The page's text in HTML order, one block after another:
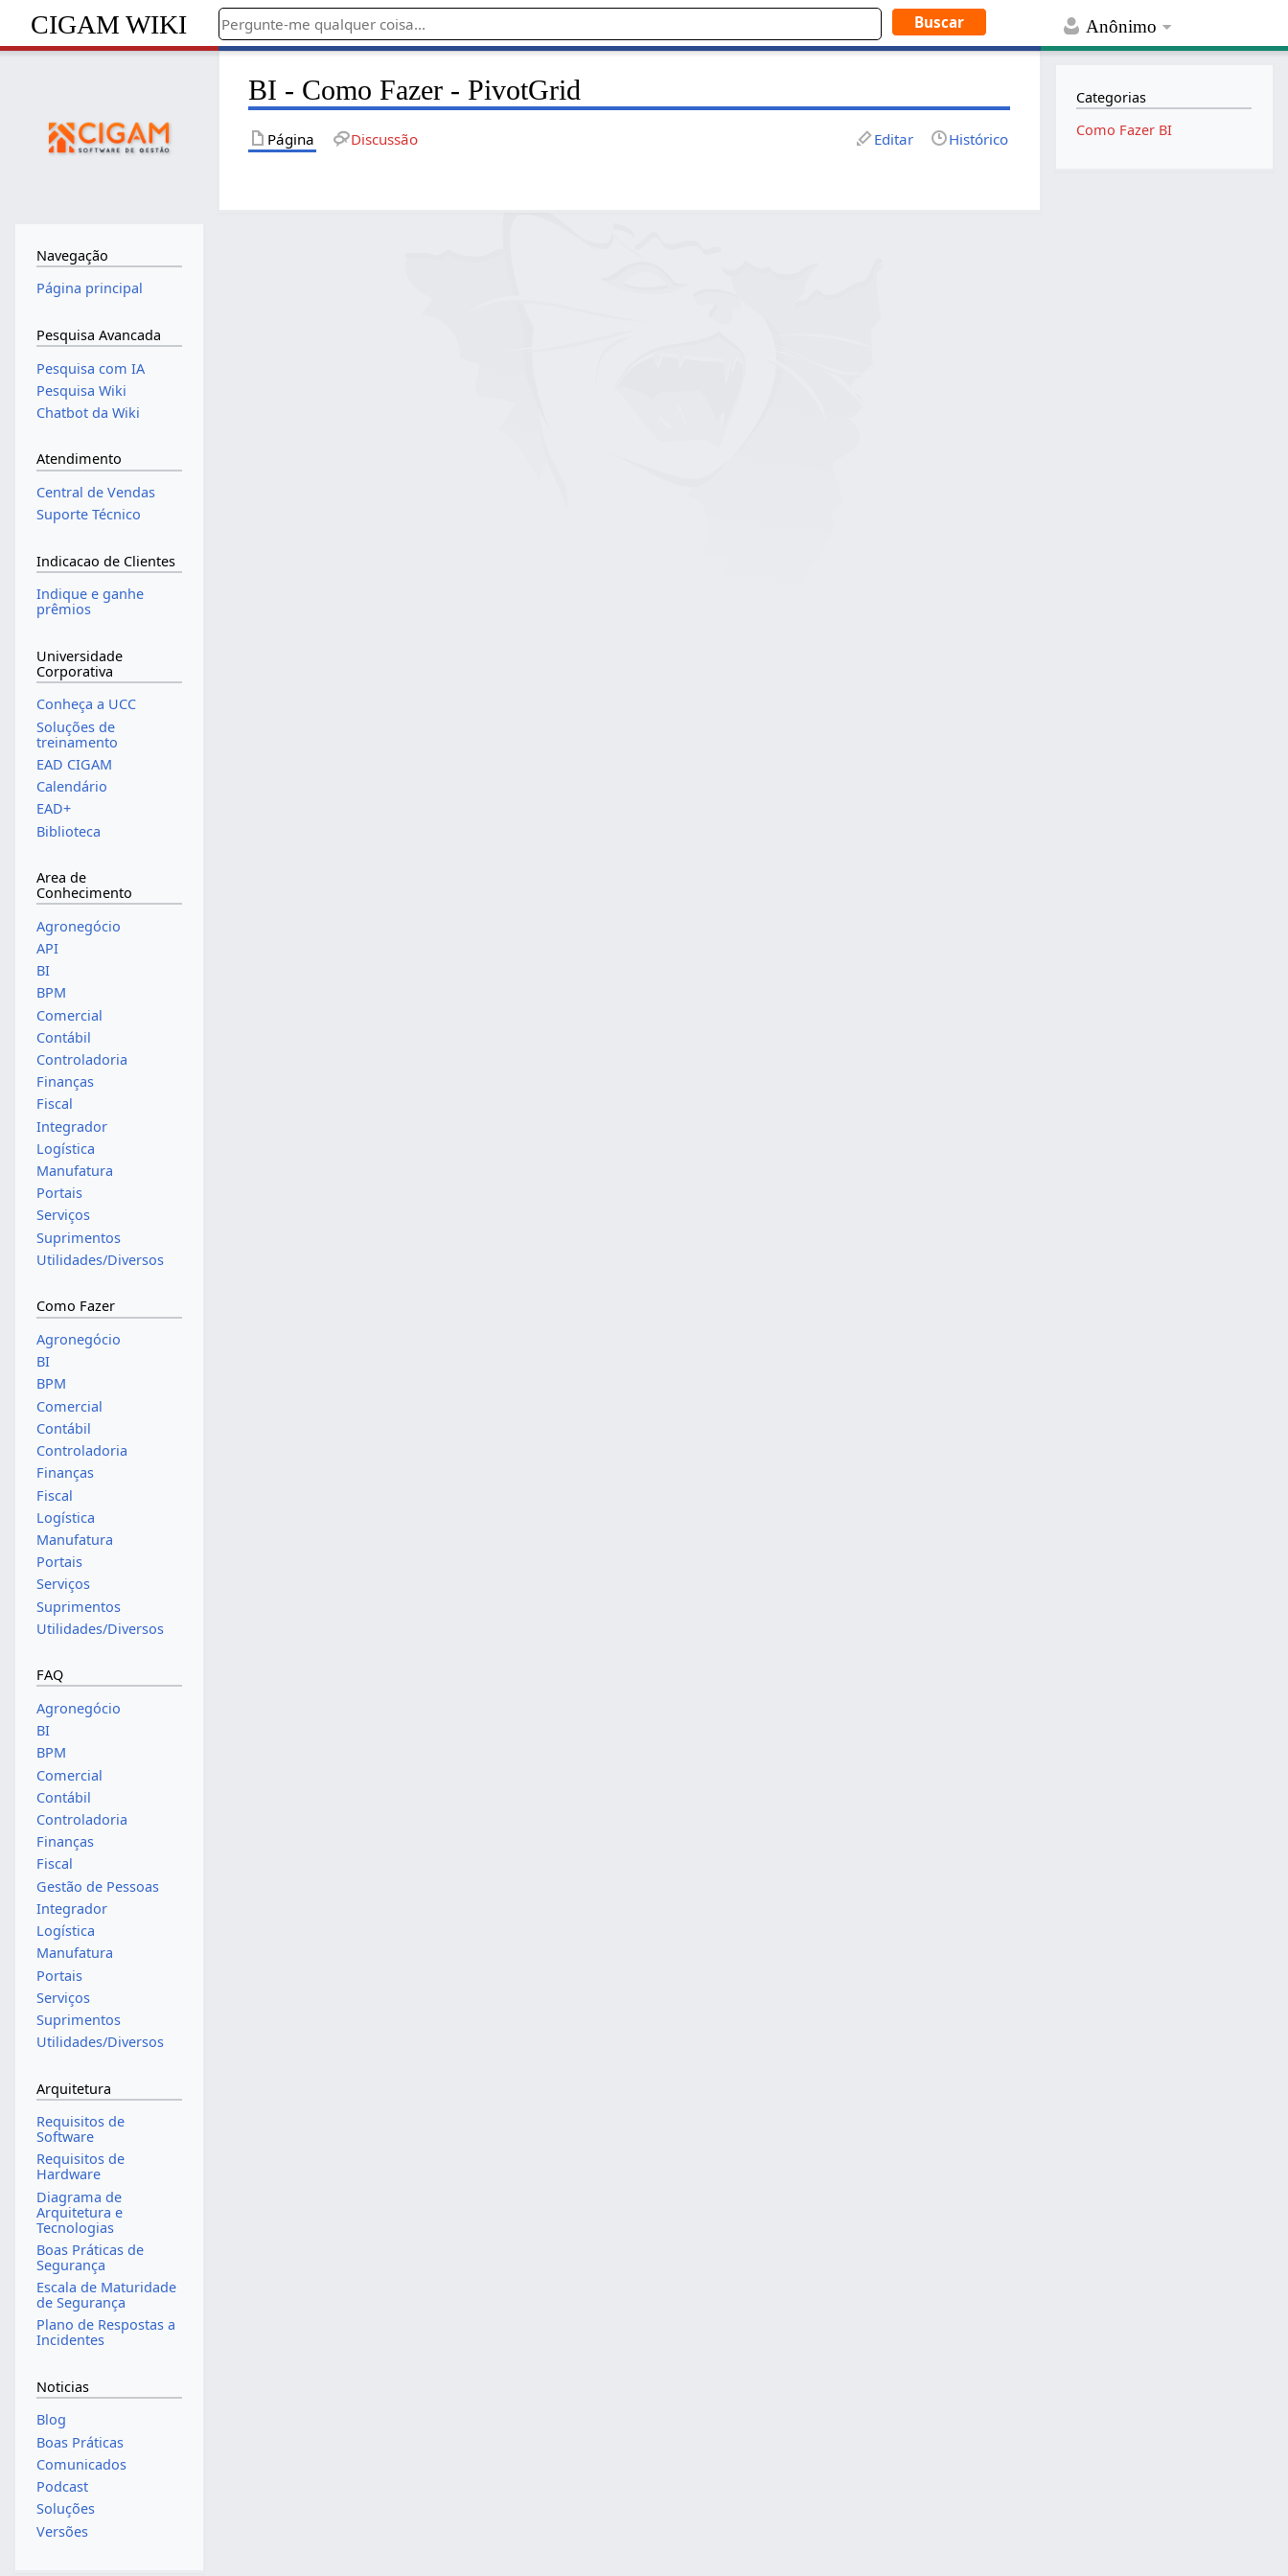
Anônimo
CIGAM WIKI
BI - Como Fazer - PivotGrid
Página Discussão Editar Histórico
Navegação
Página principal
Pesquisa Avancada
Pesquisa com IA
Pesquisa Wiki
Chatbot da Wiki
Atendimento
Central de Vendas
Suporte Técnico
Indicacao de Clientes
Indique e ganhe
prêmios
Universidade
Corporativa
Conheça a UCC
Soluções de
treinamento
EAD CIGAM
Calendário
EAD+
Biblioteca
Area de
Conhecimento
Agronegócio
API
BI
BPM
Comercial
Contábil
Controladoria
Finanças
Fiscal
Integrador
Logística
Manufatura
Portais
Serviços
Suprimentos
Utilidades/Diversos
Como Fazer
Agronegócio
BI
BPM
Comercial
Contábil
Controladoria
Finanças
Fiscal
Logística
Manufatura
Portais
Serviços
Suprimentos
Utilidades/Diversos
FAQ
Agronegócio
BI
BPM
Comercial
Contábil
Controladoria
Finanças
Fiscal
Gestão de Pessoas
Integrador
Logística
Manufatura
Portais
Serviços
Suprimentos
Utilidades/Diversos
Arquitetura
Requisitos de
Software
Requisitos de
Hardware
Diagrama de
Arquitetura e
Tecnologias
Boas Práticas de
Segurança
Escala de Maturidade
de Segurança
Plano de Respostas a
Incidentes
Noticias
Blog
Boas Práticas
Comunicados
Podcast
Soluções
Versões
Categorias
Como Fazer BI